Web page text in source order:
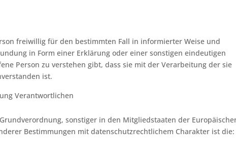
freiwillig für den bestimmten Fall in informierter Weise und
in Form einer Erklärung oder einer sonstigen eindeutigen
Person zu verstehen gibt, dass sie mit der Verarbeitung der sie
ist.
Verantwortlichen
sonstiger in den Mitgliedstaaten der
Bestimmungen mit datenschutzrechtlichem Charakter ist die: